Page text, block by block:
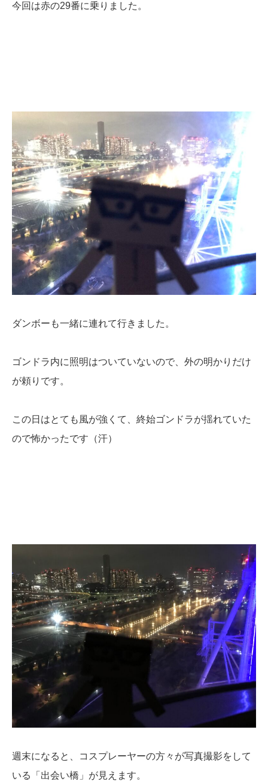
今回は赤の29番に乗りました。
ダンボーも一緒に連れて行きました。
ゴンドラ内に照明はついていないので、外の明かりだけ
が頼りです。
この日はとても風が強くて、終始ゴンドラが揺れていた
ので怖かったです（汗）
週末になると、コスプレーヤーの方々が写真撮影をして
いる「出会い橋」が見えます。